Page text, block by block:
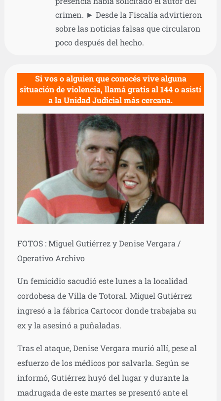
crimen. ► Desde la Fiscalía advirtieron
sobre las noticias falsas que circularon
poco después del hecho.
Si vos o alguien que conocés vive alguna
situación de violencia, llamá gratis al 144 o asistí
a la Unidad Judicial más cercana.
FOTOS : Miguel Gutiérrez y Denise Vergara /
Operativo Archivo
Un femicidio sacudió este lunes a la localidad
cordobesa de Villa de Totoral. Miguel Gutiérrez
ingresó a la fábrica Cartocor donde trabajaba su
ex y la asesinó a puñaladas.
Tras el ataque, Denise Vergara murió allí, pese al
esfuerzo de los médicos por salvarla. Según se
informó, Gutiérrez huyó del lugar y durante la
madrugada de este martes se presentó ante el